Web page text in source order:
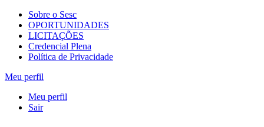
Sobre o Sesc
OPORTUNIDADES
LICITAÇÕES
Credencial Plena
Política de Privacidade
Meu perfil
Meu perfil
Sair